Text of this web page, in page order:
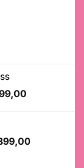
Huidige
Huidige